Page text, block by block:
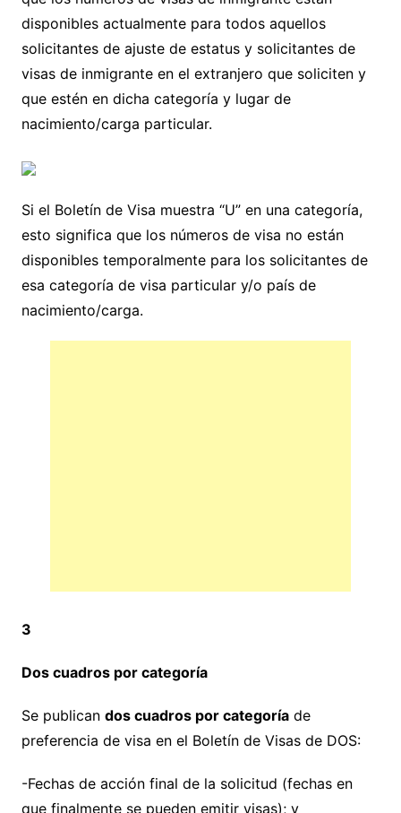
disponibles actualmente para todos aquellos
solicitantes de ajuste de estatus y solicitantes de
visas de inmigrante en el extranjero que soliciten y
que estén en dicha categoría y lugar de
nacimiento/carga particular.
Si el Boletín de Visa muestra “U” en una categoría,
esto significa que los números de visa no están
disponibles temporalmente para los solicitantes de
esa categoría de visa particular y/o país de
nacimiento/carga.
3
Dos cuadros por categoría
Se publican dos cuadros por categoríade
preferencia de visa en el Boletín de Visas de DOS:
-Fechas de acción final de la solicitud (fechas en
que finalmente se pueden emitir visas); y